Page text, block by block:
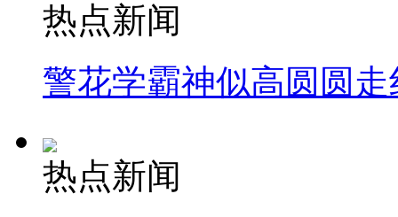
热点新闻
警花学霸神似高圆圆走
热点新闻